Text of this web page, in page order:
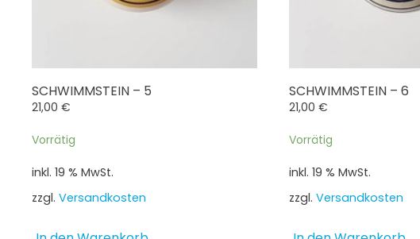
SCHWIMMSTEIN – 5
21,00 €
Vorrätig
inkl. 19 % MwSt.
zzgl. Versandkosten
SCHWIMMSTEIN – 6
21,00 €
Vorrätig
inkl. 19 % MwSt.
zzgl. Versandkosten